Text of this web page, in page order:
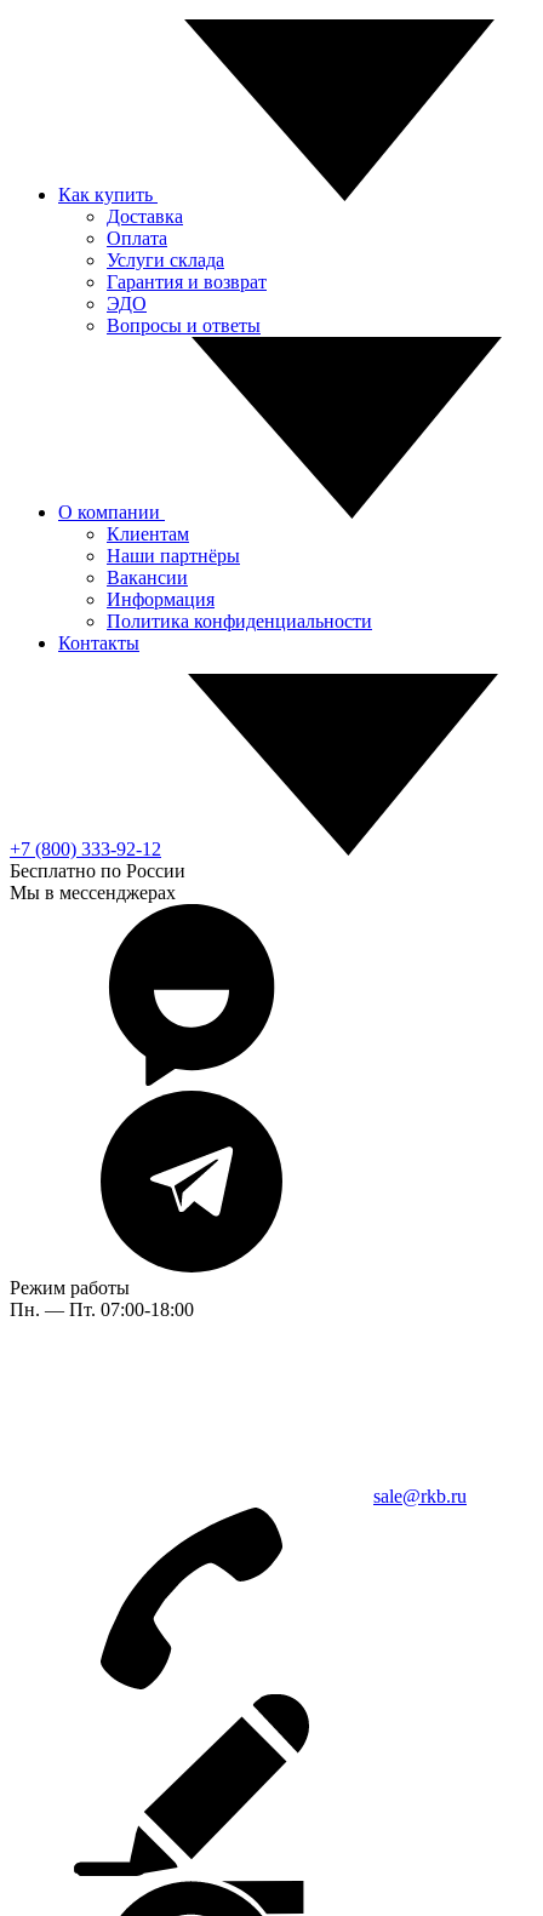
Как купить
Доставка
Оплата
Услуги склада
Гарантия и возврат
ЭДО
Вопросы и ответы
О компании
Клиентам
Наши партнёры
Вакансии
Информация
Политика конфиденциальности
Контакты
+7 (800) 333-92-12
Бесплатно по России
Мы в мессенджерах
Режим работы
Пн. — Пт. 07:00-18:00
sale@rkb.ru